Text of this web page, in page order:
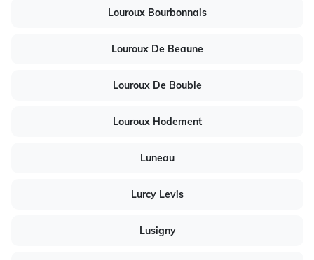
Louroux Bourbonnais
Louroux De Beaune
Louroux De Bouble
Louroux Hodement
Luneau
Lurcy Levis
Lusigny